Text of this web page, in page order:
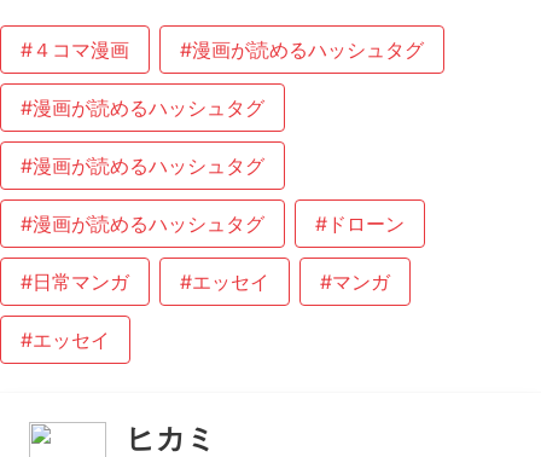
#４コマ漫画 #漫画が読めるハッシュタグ
#漫画が読めるハッシュタグ
#漫画が読めるハッシュタグ
#漫画が読めるハッシュタグ #ドローン
#日常マンガ #エッセイ #マンガ
#エッセイ
ヒカミ